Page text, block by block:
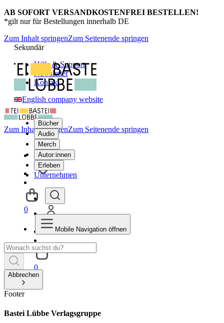
AB SOFORT VERSANDKOSTENFREI BESTELLEN!
*gilt nur für Bestellungen innerhalb DE
Zum Inhalt springenZum Seitenende springen
Sekundär
Hilfe & Support
Newsletter
Kontakt
English company website
Bücher
Audio
Merch
Autor:innen
Erleben
Unternehmen
0
Zum Inhalt springenZum Seitenende springen
0
Mobile Navigation öffnen
Abbrechen
Footer
Bastei Lübbe Verlagsgruppe